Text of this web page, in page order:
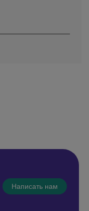
Написать нам